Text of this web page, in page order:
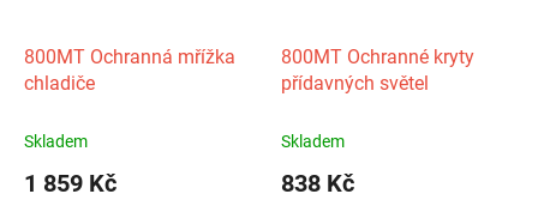
800MT Ochranná mřížka
chladiče
Skladem
1 859 Kč
800MT Ochranné kryty
přídavných světel
Skladem
838 Kč